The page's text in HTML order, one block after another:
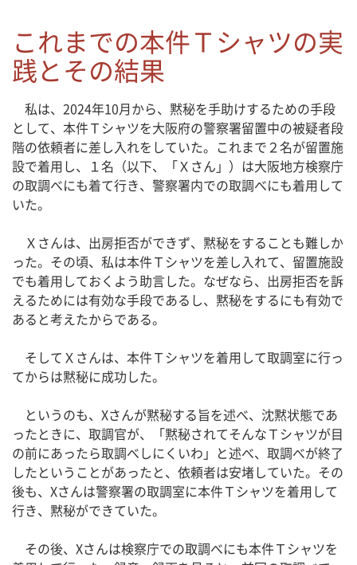
これまでの本件Ｔシャツの実
践とその結果
私は、2024年10月から、黙秘を手助けするための手段
として、本件Ｔシャツを大阪府の警察署留置中の被疑者段
階の依頼者に差し入れをしていた。これまで２名が留置施
設で着用し、１名（以下、「Ｘさん」）は大阪地方検察庁
の取調べにも着て行き、警察署内での取調べにも着用して
いた。
Ｘさんは、出房拒否ができず、黙秘をすることも難しか
った。その頃、私は本件Ｔシャツを差し入れて、留置施設
でも着用しておくよう助言した。なぜなら、出房拒否を訴
えるためには有効な手段であるし、黙秘をするにも有効で
あると考えたからである。
そしてＸさんは、本件Ｔシャツを着用して取調室に行っ
てからは黙秘に成功した。
というのも、Xさんが黙秘する旨を述べ、沈黙状態であ
ったときに、取調官が、「黙秘されてそんなＴシャツが目
の前にあったら取調べしにくいわ」と述べ、取調べが終了
したということがあったと、依頼者は安堵していた。その
後も、Xさんは警察署の取調室に本件Ｔシャツを着用して
行き、黙秘ができていた。
その後、Xさんは検察庁での取調べにも本件Ｔシャツを